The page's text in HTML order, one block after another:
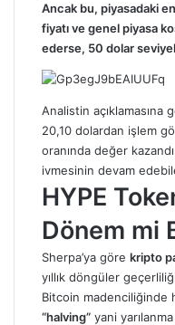
Ancak bu, piyasadaki
fiyatı ve genel piyasa
ederse, 50 dolar
Analistin
20,10 dolardan işlem
oranında değer
ivmesinin devam
HYPE
Dönem mi
Sherpa’ya göre kripto
yıllık döngüler
Bitcoin madenciliğinde
“halving” yani